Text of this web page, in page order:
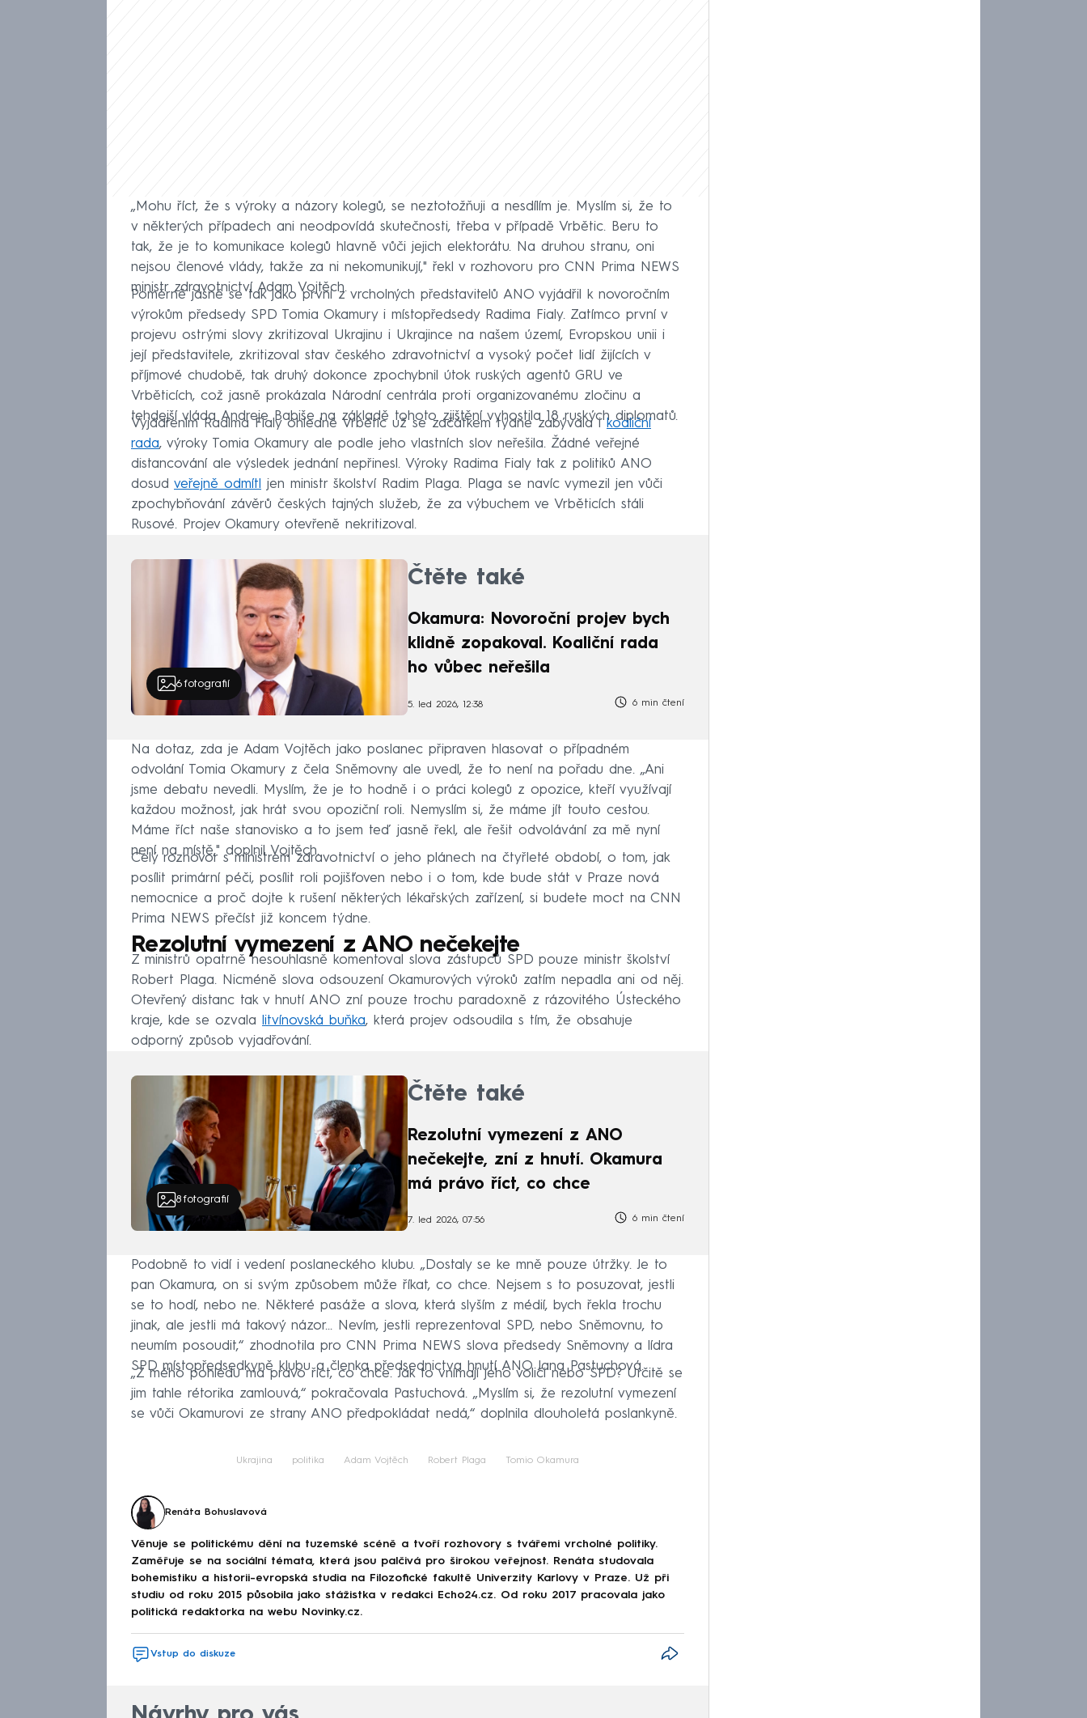
„Mohu říct, že s výroky a názory kolegů, se neztotožňuji a nesdílím je. Myslím si, že to
v některých případech ani neodpovídá skutečnosti, třeba v případě Vrbětic. Beru to
tak, že je to komunikace kolegů hlavně vůči jejich elektorátu. Na druhou stranu, oni
nejsou členové vlády, takže za ni nekomunikují," řekl v rozhovoru pro CNN Prima NEWS
ministr zdravotnictví Adam Vojtěch.
Poměrně jasně se tak jako první z vrcholných představitelů ANO vyjádřil k novoročním
výrokům předsedy SPD Tomia Okamury i místopředsedy Radima Fialy. Zatímco první v
projevu ostrými slovy zkritizoval Ukrajinu i Ukrajince na našem území, Evropskou unii i
její představitele, zkritizoval stav českého zdravotnictví a vysoký počet lidí žijících v
příjmové chudobě, tak druhý dokonce zpochybnil útok ruských agentů GRU ve
Vrběticích, což jasně prokázala Národní centrála proti organizovanému zločinu a
tehdejší vláda Andreje Babiše na základě tohoto zjištění vyhostila 18 ruských diplomatů.
Vyjádřením Radima Fialy ohledně Vrbětic už se začátkem týdne zabývala ikoaliční
rada, výroky Tomia Okamury ale podle jeho vlastních slov neřešila. Žádné veřejné
distancování ale výsledek jednání nepřinesl. Výroky Radima Fialy tak z politiků ANO
dosud veřejně odmítl jen ministr školství Radim Plaga. Plaga se navíc vymezil jen vůči
zpochybňování závěrů českých tajných služeb, že za výbuchem ve Vrběticích stáli
Rusové. Projev Okamury otevřeně nekritizoval.
6fotografií
Čtěte také
Okamura: Novoroční projev bych
klidně zopakoval. Koaliční rada
ho vůbec neřešila
5. led 2026, 12:38 6 min čtení
Na dotaz, zda je Adam Vojtěch jako poslanec připraven hlasovat o případném
odvolání Tomia Okamury z čela Sněmovny ale uvedl, že to není na pořadu dne. „Ani
jsme debatu nevedli. Myslím, že je to hodně i o práci kolegů z opozice, kteří využívají
každou možnost, jak hrát svou opoziční roli. Nemyslím si, že máme jít touto cestou.
Máme říct naše stanovisko a to jsem teď jasně řekl, ale řešit odvolávání za mě nyní
není na místě," doplnil Vojtěch.
Celý rozhovor s ministrem zdravotnictví o jeho plánech na čtyřleté období, o tom, jak
posílit primární péči, posílit roli pojišťoven nebo i o tom, kde bude stát v Praze nová
nemocnice a proč dojte k rušení některých lékařských zařízení, si budete moct na CNN
Prima NEWS přečíst již koncem týdne.
Rezolutní vymezení z ANO nečekejte
Z ministrů opatrně nesouhlasně komentoval slova zástupců SPD pouze ministr školství
Robert Plaga. Nicméně slova odsouzení Okamurových výroků zatím nepadla ani od něj.
Otevřený distanc tak v hnutí ANO zní pouze trochu paradoxně z rázovitého Ústeckého
kraje, kde se ozvala
litvínovská buňka, která projev odsoudila s tím, že obsahuje
odporný způsob vyjadřování.
8fotografií
Čtěte také
Rezolutní vymezení z ANO
nečekejte, zní z hnutí. Okamura
má právo říct, co chce
7. led 2026, 07:56 6 min čtení
Podobně to vidí i vedení poslaneckého klubu. „Dostaly se ke mně pouze útržky. Je to
pan Okamura, on si svým způsobem může říkat, co chce. Nejsem s to posuzovat, jestli
se to hodí, nebo ne. Některé pasáže a slova, která slyším z médií, bych řekla trochu
jinak, ale jestli má takový názor... Nevím, jestli reprezentoval SPD, nebo Sněmovnu, to
neumím posoudit,“ zhodnotila pro CNN Prima NEWS slova předsedy Sněmovny a lídra
SPD místopředsedkyně klubu a členka předsednictva hnutí ANO Jana Pastuchová.
„Z mého pohledu má právo říct, co chce. Jak to vnímají jeho voliči nebo SPD? Určitě se
jim tahle rétorika zamlouvá,“ pokračovala Pastuchová. „Myslím si, že rezolutní vymezení
se vůči Okamurovi ze strany ANO předpokládat nedá,“ doplnila dlouholetá poslankyně.
Ukrajina politika Adam Vojtěch Robert Plaga Tomio Okamura
Renáta Bohuslavová
Věnuje se politickému dění na tuzemské scéně a tvoří rozhovory s tvářemi vrcholné politiky.
Zaměřuje se na sociální témata, která jsou palčivá pro širokou veřejnost. Renáta studovala
bohemistiku a historii-evropská studia na Filozofické fakultě Univerzity Karlovy v Praze. Už při
studiu od roku 2015 působila jako stážistka v redakci Echo24.cz. Od roku 2017 pracovala jako
politická redaktorka na webu Novinky.cz.
Vstup do diskuze